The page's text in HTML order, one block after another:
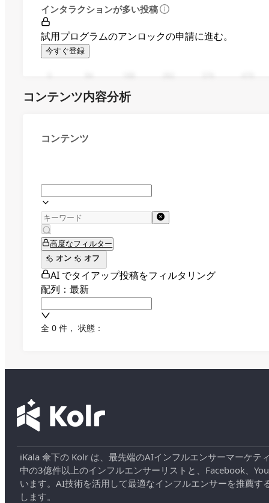
インタラクションが多い投稿
試用プログラムのアンロックの申請に進む。
今すぐ登録
コンテンツ内容分析
コンテンツ
高度なフィルター
オン
オフ
AI でタイアップ投稿をフィルタリング
配列：最新
全 0 件 ， 状態：
iKala 傘下の Kolr は、最先端のAIインフルエンサーマーケ
中の3億件以上のインフルエンサーリストと、Facebook、
います。AI技術を活用して最適なインフルエンサーを推薦
します。